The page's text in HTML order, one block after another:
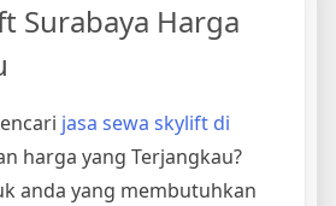
Surabaya Harga
jasa sewa skylift di
harga yang Terjangkau?
anda yang membutuhkan